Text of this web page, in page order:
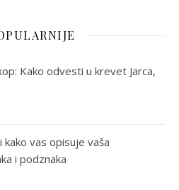
Kako odvesti u krevet Jarca,
kako vas opisuje vaša
i podznaka